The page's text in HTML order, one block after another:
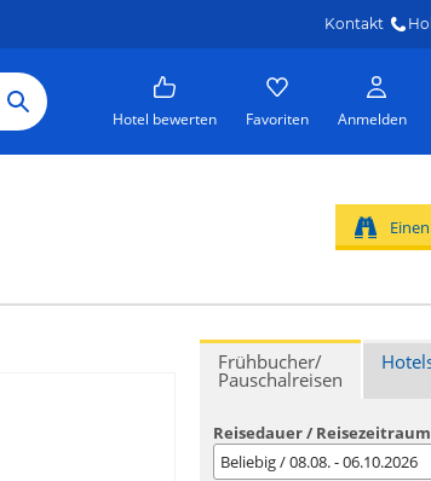
Kontakt
Hotel bewerten Favoriten Anmelden
Frühbucher/
Pauschalreisen
Reisedauer / Reisezeitraum
Beliebig / 08.08. - 06.10.2026